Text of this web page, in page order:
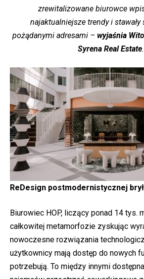
zrewitalizowane biurowce
najaktualniejsze trendy i stawały
pożądanymi adresami – wyjaśnia
Syrena Real Estate.
ReDesign postmodernistycznej
Biurowiec HOP, liczący ponad 14 tys.
całkowitej metamorfozie zyskując
nowoczesne rozwiązania
użytkownicy mają dostęp do nowych
potrzebują. To między innymi